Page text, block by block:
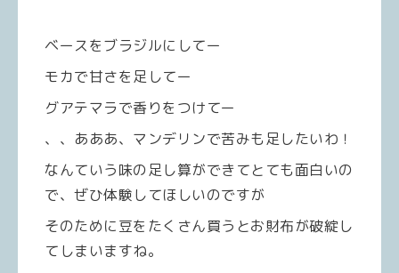
ベースをブラジルにしてー
モカで甘さを足してー
グアテマラで香りをつけてー
、、あああ、マンデリンで苦みも足したいわ！
なんていう味の足し算ができてとても面白いの
で、ぜひ体験してほしいのですが
そのために豆をたくさん買うとお財布が破綻し
てしまいますね。